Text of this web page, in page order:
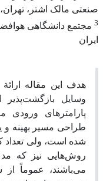
صنعتی مالک اشتر، تهران،
3 مجتمع دانشگاهی
ایران
هدف این مقاله
وسایل
پارامترهای
طراحی مسیر بهینه و
شده است، ولی تعداد
روش‌هایی نیز که
می‌باشند، عموماً